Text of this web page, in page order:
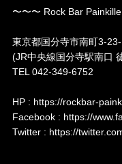
〜〜〜 Rock Bar
東京都国分寺市南町3-
(JR中央線国分寺駅南口
TEL 042-349-6752
HP : https://rockbar-
Facebook : https://
Twitter : https://